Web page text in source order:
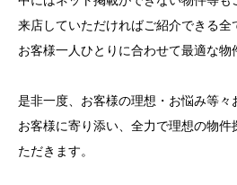
来店していただければご紹介できる全
お客様一人ひとりに合わせて最適な物
是非一度、お客様の理想・お悩み等々
お客様に寄り添い、全力で理想の物
ただきます。